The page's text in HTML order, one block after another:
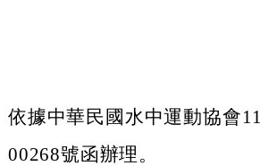
依據中華民國水中運動協會
00268號函辦理。